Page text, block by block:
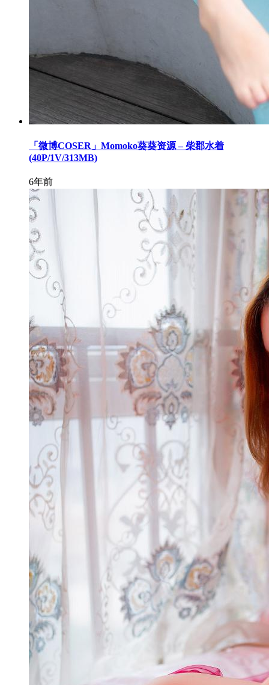
「微博COSER」Momoko葵葵资源 – 柴郡水着
(40P/1V/313MB)
6年前